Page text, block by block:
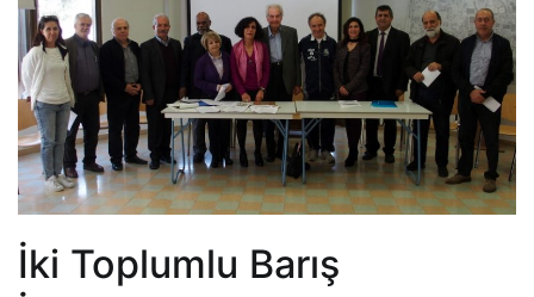
İki Toplumlu Barış